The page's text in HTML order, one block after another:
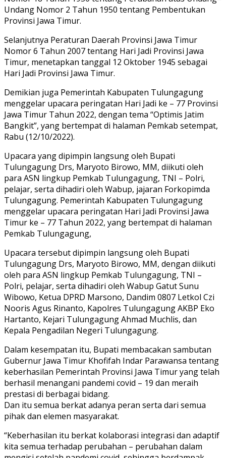
Undang Nomor 2 Tahun 1950 tentang Pembentukan
Provinsi Jawa Timur.
Selanjutnya Peraturan Daerah Provinsi Jawa Timur
Nomor 6 Tahun 2007 tentang Hari Jadi Provinsi Jawa
Timur, menetapkan tanggal 12 Oktober 1945 sebagai
Hari Jadi Provinsi Jawa Timur.
Demikian juga Pemerintah Kabupaten Tulungagung
menggelar upacara peringatan Hari Jadi ke – 77 Provinsi
Jawa Timur Tahun 2022, dengan tema “Optimis Jatim
Bangkit”, yang bertempat di halaman Pemkab setempat,
Rabu (12/10/2022).
Upacara yang dipimpin langsung oleh Bupati
Tulungagung Drs, Maryoto Birowo, MM, diikuti oleh
para ASN lingkup Pemkab Tulungagung, TNI – Polri,
pelajar, serta dihadiri oleh Wabup, jajaran Forkopimda
Tulungagung. Pemerintah Kabupaten Tulungagung
menggelar upacara peringatan Hari Jadi Provinsi Jawa
Timur ke – 77 Tahun 2022, yang bertempat di halaman
Pemkab Tulungagung,
Upacara tersebut dipimpin langsung oleh Bupati
Tulungagung Drs, Maryoto Birowo, MM, dengan diikuti
oleh para ASN lingkup Pemkab Tulungagung, TNI –
Polri, pelajar, serta dihadiri oleh Wabup Gatut Sunu
Wibowo, Ketua DPRD Marsono, Dandim 0807 Letkol Czi
Nooris Agus Rinanto, Kapolres Tulungagung AKBP Eko
Hartanto, Kejari Tulungagung Ahmad Muchlis, dan
Kepala Pengadilan Negeri Tulungagung.
Dalam kesempatan itu, Bupati membacakan sambutan
Gubernur Jawa Timur Khofifah Indar Parawansa tentang
keberhasilan Pemerintah Provinsi Jawa Timur yang telah
berhasil menangani pandemi covid – 19 dan meraih
prestasi di berbagai bidang.
Dan itu semua berkat adanya peran serta dari semua
pihak dan elemen masyarakat.
“Keberhasilan itu berkat kolaborasi integrasi dan adaptif
kita semua terhadap perubahan – perubahan dalam